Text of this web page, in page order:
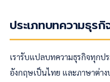
ประเภทบทความธุรกิ
เรารับแปลบทความธุรกิจทุกป
อังกฤษเป็นไทย และภาษาต่า